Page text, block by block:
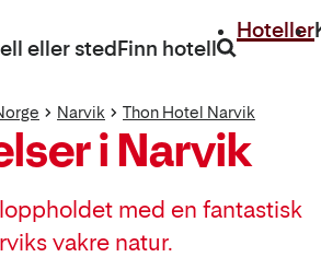
eller stedFinn hotell
Hoteller
Narvik Thon Hotel Narvik
i Narvik
med en fantastisk
vakre natur.